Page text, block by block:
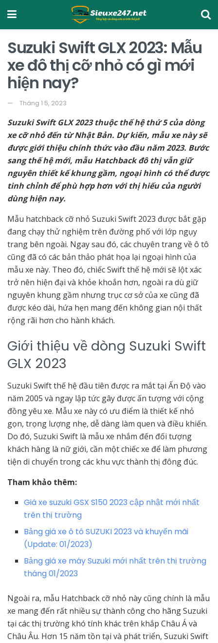
Suzuki Swift GLX 2023: Mẫu
xe đô thị cỡ nhỏ có gì mới
hiện nay?
Tháng 1 5, 2023
Suzuki Swift GLX 2023 thuộc thế hệ thứ 5 của dòng
xe cỡ nhỏ đến từ Nhật Bản. Dự kiến, mẫu xe này sẽ
được giới thiệu chính thức vào đầu năm 2023. Bước
sang thế hệ mới, mẫu Hatchback đô thị vẫn giữ
nguyên thiết kế khung gầm, ngoại hình có thể được
tinh chỉnh để phù hợp hơn với thị hiếu của người
dùng hiện nay.
Mẫu hatchback cỡ nhỏ Suzuki Swift 2023 được bắt gặp
đang chạy thử nghiệm trên đường phố với lớp ngụy
trang bên ngoài. Ngay sau đó, các chuyên trang về ô tô
cũng đã có các bản thảo phát họa lại ngoại hình của
mẫu xe này. Theo đó, chiếc Swift thế hệ mới sẽ lột xác
trở nên hiện đại và khỏe khoắn hơn, ngoài ra dù giữ
nguyên khung gầm nhưng trục cơ sở của xe cũng đã
được kéo dài, hứa hẹn mang đến không gian nội thất
rộng rãi hơn cho hành khách.
Giới thiệu về dòng Suzuki Swift
GLX 2023
Suzuki Swift thế hệ đầu tiên được ra mắt tại Ấn Độ vào
năm 2005 và ngay lập tức gây được ấn tượng với cộng
đồng yêu xe. Mẫu xe này có ưu điểm là thiết kế nhỏ
gọn, trọng lượng nhẹ, dễ dàng làm quen và điều khiến.
Do đó, Suzuki Swift là mẫu xe nhắm đến đối tượng
khách hàng là nữ giới, cần một chiếc xe để làm phương
tiện di chuyển trong các khu vực thành thị đông đúc.
Tham khảo thêm:
Giá xe suzuki GSX S150 2023 cập nhật mới nhất
trên thị trường
Bảng giá xe ô tô SUZUKI 2023 và khuyến mãi
(Update: 01/2023)
Bảng giá xe máy Suzuki mới nhất trên thị trường
tháng 01/2023
Ngoài ra, mẫu Hatchback cỡ nhỏ này cũng chính là mẫu
xe mang đến rất nhiều sự thành công cho hãng Suzuki
tại các thị trường khó tính khác trên khắp Châu Á và
Châu Âu. Hơn 15 năm tồn tại và phát triển, Suzuki Swift